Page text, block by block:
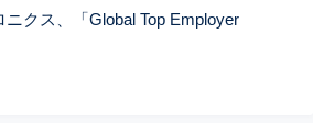
クス、「Global Top Employer